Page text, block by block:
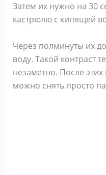
Затем их нужно на 30
кастрюлю с кипящей
Через полминуты их
воду. Такой контраст
незаметно. После
можно снять просто